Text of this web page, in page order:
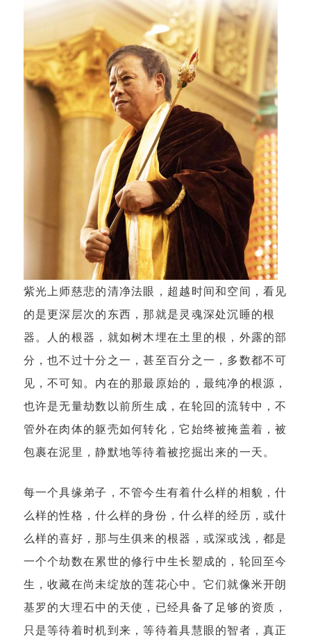
紫光上师慈悲的清净法眼，超越时间和空间，看见
的是更深层次的东西，那就是灵魂深处沉睡的根
器。人的根器，就如树木埋在土里的根，外露的部
分，也不过十分之一，甚至百分之一，多数都不可
见，不可知。内在的那最原始的，最纯净的根源，
也许是无量劫数以前所生成，在轮回的流转中，不
管外在肉体的躯壳如何转化，它始终被掩盖着，被
包裹在泥里，静默地等待着被挖掘出来的一天。
每一个具缘弟子，不管今生有着什么样的相貌，什
么样的性格，什么样的身份，什么样的经历，或什
么样的喜好，那与生俱来的根器，或深或浅，都是
一个个劫数在累世的修行中生长塑成的，轮回至今
生，收藏在尚未绽放的莲花心中。它们就像米开朗
基罗的大理石中的天使，已经具备了足够的资质，
只是等待着时机到来，等待着具慧眼的智者，真正